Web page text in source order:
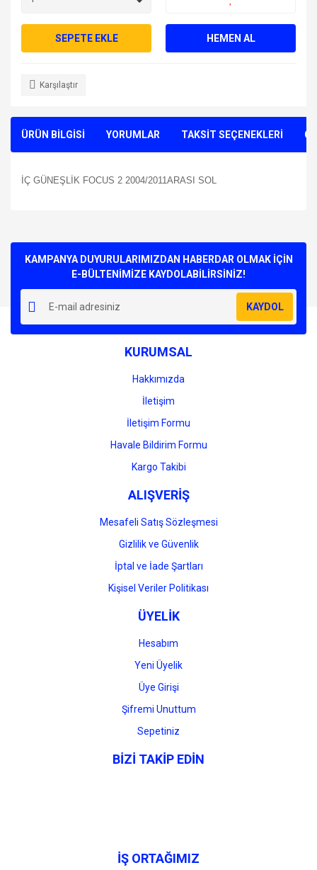
SEPETE EKLE HEMEN AL
Karşılaştır
ÜRÜN BİLGİSİ YORUMLAR TAKSİT SEÇENEKLERİ
İÇ GÜNEŞLİK FOCUS 2 2004/2011ARASI SOL
Yorum Yaz
kullanarak tarafımıza iletebilirsiniz.
Görüş ve önerileriniz için teşekkür ederiz.
Ürün resmi kalitesiz, bozuk veya görüntülenemiyor.
Ürün açıklamasında eksik bilgiler bulunuyor.
Ürün bilgilerinde hatalar bulunuyor.
Ürün fiyatı diğer sitelerden daha pahalı.
Gönder
KAMPANYA DUYURULARIMIZDAN HABERDAR OLMAK İÇİN
E-BÜLTENİMİZE KAYDOLABİLİRSİNİZ!
KAYDOL
KURUMSAL
Hakkımızda
İletişim
İletişim Formu
Havale Bildirim Formu
Kargo Takibi
ALIŞVERİŞ
Mesafeli Satış Sözleşmesi
Gizlilik ve Güvenlik
İptal ve İade Şartları
Kişisel Veriler Politikası
ÜYELİK
Hesabım
Yeni Üyelik
Üye Girişi
Şifremi Unuttum
Sepetiniz
BİZİ TAKİP EDİN
İŞ ORTAĞIMIZ